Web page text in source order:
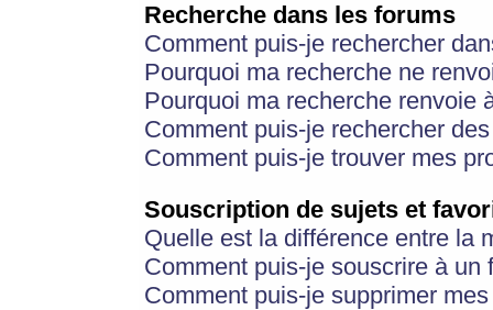
Recherche dans les forums
Comment puis-je rechercher
Pourquoi ma recherche ne
Pourquoi ma recherche renvoie
Comment puis-je rechercher
Comment puis-je trouver mes
Souscription de sujets et
Quelle est la différence entre la
Comment puis-je souscrire à
Comment puis-je supprimer